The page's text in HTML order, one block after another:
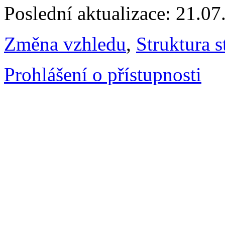
Poslední aktualizace:
Změna vzhledu, Struktura
Prohlášení o přístupnosti